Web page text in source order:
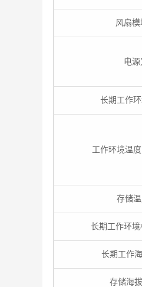
风扇
电
长期工作
工作环境温
存储
长期工作环
长期工作
存储海